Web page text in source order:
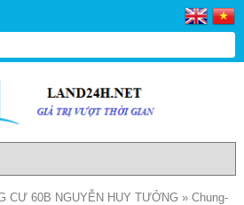
CƯ 60B NGUYỄN HUY TƯỞNG » Chung-